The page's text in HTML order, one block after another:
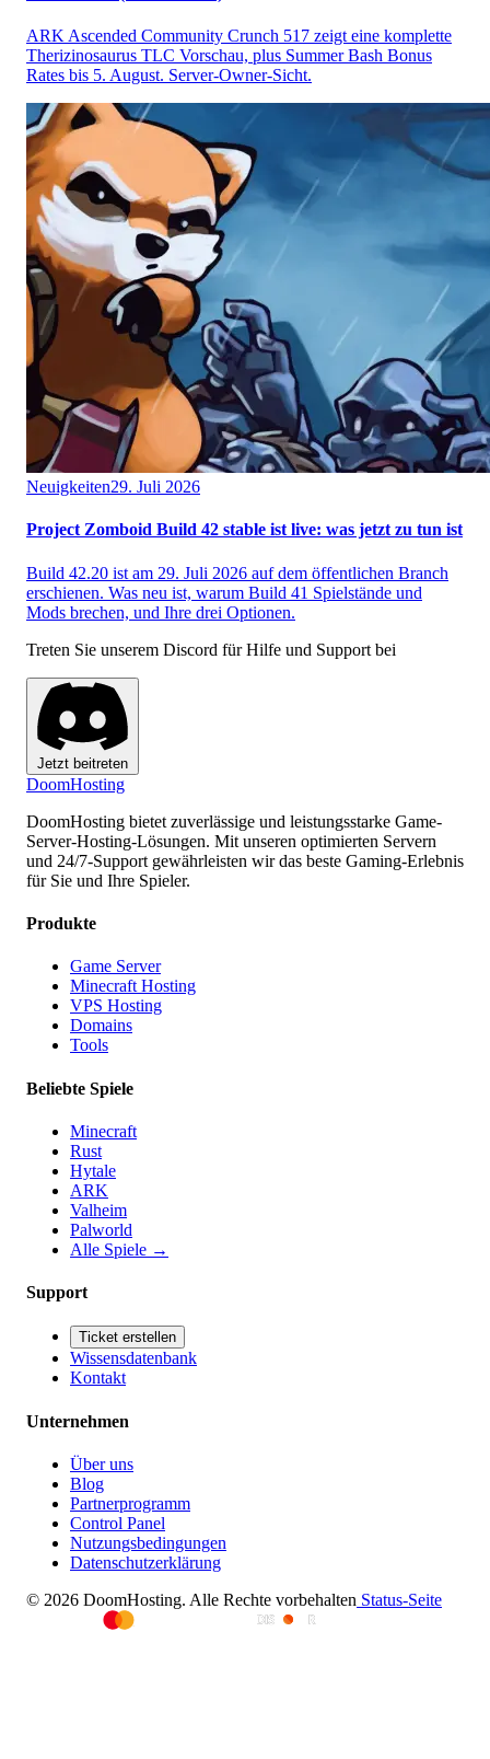
ARK Ascended Community Crunch 517 zeigt eine komplette
Therizinosaurus TLC Vorschau, plus Summer Bash Bonus
Rates bis 5. August. Server-Owner-Sicht.
Neuigkeiten29. Juli 2026
Project Zomboid Build 42 stable ist live: was jetzt zu tun ist
Build 42.20 ist am 29. Juli 2026 auf dem öffentlichen Branch
erschienen. Was neu ist, warum Build 41 Spielstände und
Mods brechen, und Ihre drei Optionen.
Treten Sie unserem Discord für Hilfe und Support bei
Jetzt beitreten
DoomHosting
DoomHosting bietet zuverlässige und leistungsstarke Game-
Server-Hosting-Lösungen. Mit unseren optimierten Servern
und 24/7-Support gewährleisten wir das beste Gaming-Erlebnis
für Sie und Ihre Spieler.
Produkte
Game Server
Minecraft Hosting
VPS Hosting
Domains
Tools
Beliebte Spiele
Minecraft
Rust
Hytale
ARK
Valheim
Palworld
Alle Spiele →
Support
Ticket erstellen
Wissensdatenbank
Kontakt
Unternehmen
Über uns
Blog
Partnerprogramm
Control Panel
Nutzungsbedingungen
Datenschutzerklärung
© 2026 DoomHosting. Alle Rechte vorbehalten Status-Seite